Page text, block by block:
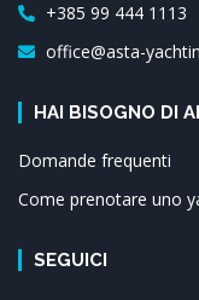
+385 99 444 1113
office@asta-
HAI BISOGNO DI
Domande frequenti
Come prenotare uno
SEGUICI